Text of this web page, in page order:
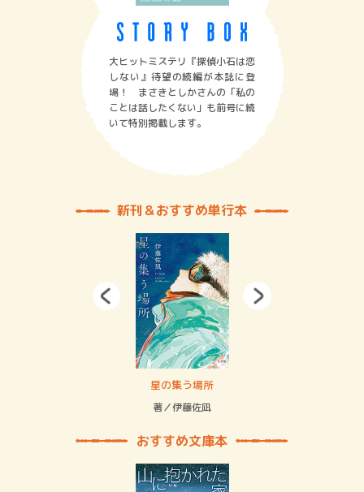
大ヒットミステリ『探偵小石は恋
しない』待望の続編が本誌に登
場！ まさきとしかさんの「私の
ことは話したくない」も前号に続
いて特別掲載します。
新刊＆おすすめ単行本
星の集う場所
著／伊藤佐凪
おすすめ文庫本